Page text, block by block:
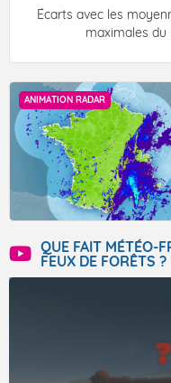
Écarts avec les
maximales du
ANIMATION RADAR
QUE FAIT MÉTÉO-
FEUX DE FORÊTS ?